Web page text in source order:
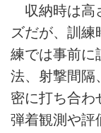
収納時は高
ズだが、訓練
練では事前に
法、射撃間隔
密に打ち合わ
弾着観測や評